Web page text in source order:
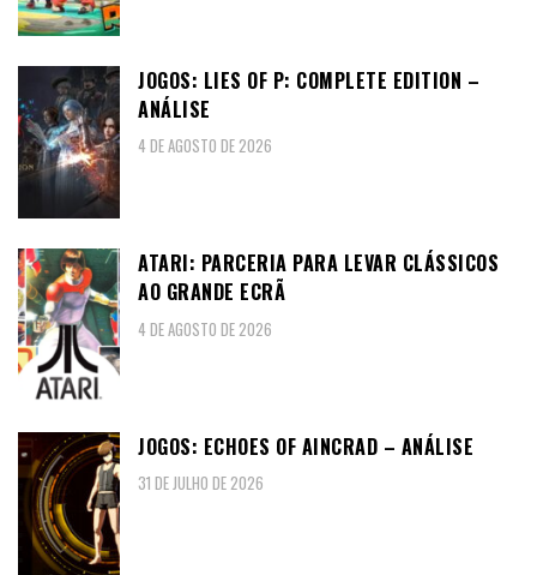
JOGOS: LIES OF P: COMPLETE EDITION –
ANÁLISE
4 DE AGOSTO DE 2026
ATARI: PARCERIA PARA LEVAR CLÁSSICOS
AO GRANDE ECRÃ
4 DE AGOSTO DE 2026
JOGOS: ECHOES OF AINCRAD – ANÁLISE
31 DE JULHO DE 2026